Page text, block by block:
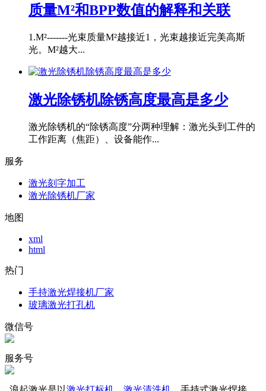
质量M²和BPP数值的解释和关联
1.M²-------光束质量M²越接近1，光束越接近完美高斯
光。M²越大...
激光除锈机除锈高度最高是多少
激光除锈机的“除锈高度”分两种理解：激光头到工件的
工作距离（焦距）、设备能作...
服务
激光刻字加工
激光除锈机厂家
地图
xml
html
热门
手持激光焊接机厂家
玻璃激光打孔机
微信号
服务号